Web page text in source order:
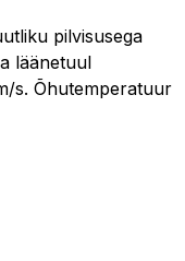
pilvisusega
läänetuul
s. Õhutemperatuur